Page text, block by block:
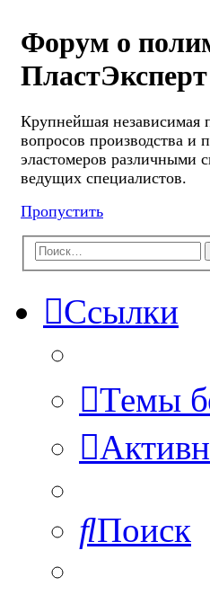
Форум о
ПластЭксперт
Крупнейшая независимая
вопросов производства и
эластомеров различными
ведущих специалистов.
Пропустить
Ссылки
Темы
Поиск